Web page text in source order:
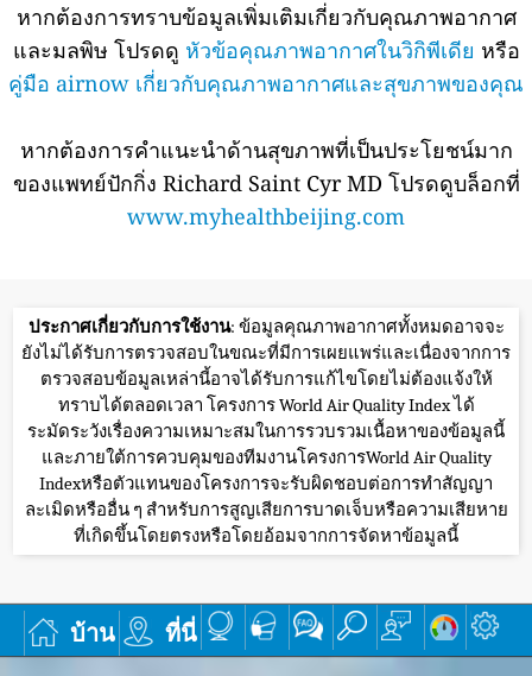
หากต้องการทราบข้อมูลเพิ่มเติมเกี่ยวกับคุณภาพอากาศ
และมลพิษ โปรดดู หัวข้อคุณภาพอากาศในวิกิพีเดีย หรือ
คู่มือ airnow เกี่ยวกับคุณภาพอากาศและสุขภาพของคุณ
หากต้องการคำแนะนำด้านสุขภาพที่เป็นประโยชน์มาก
ของแพทย์ปักกิ่ง Richard Saint Cyr MD โปรดดูบล็อกที่
www.myhealthbeijing.com
ประกาศเกี่ยวกับการใช้งาน: ข้อมูลคุณภาพอากาศทั้งหมดอาจจะ
ยังไม่ได้รับการตรวจสอบในขณะที่มีการเผยแพร่และเนื่องจากการ
ตรวจสอบข้อมูลเหล่านี้อาจได้รับการแก้ไขโดยไม่ต้องแจ้งให้
ทราบได้ตลอดเวลา โครงการ World Air Quality Index ได้
ระมัดระวังเรื่องความเหมาะสมในการรวบรวมเนื้อหาของข้อมูลนี้
และภายใต้การควบคุมของทีมงานโครงการWorld Air Quality
Indexหรือตัวแทนของโครงการจะรับผิดชอบต่อการทำสัญญา
ละเมิดหรืออื่น ๆ สำหรับการสูญเสียการบาดเจ็บหรือความเสียหาย
ที่เกิดขึ้นโดยตรงหรือโดยอ้อมจากการจัดหาข้อมูลนี้
บ้าน ที่นี่